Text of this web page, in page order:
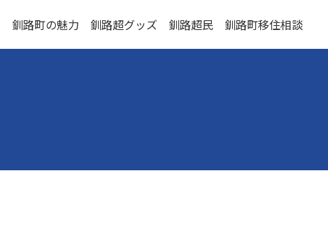
釧路町の魅力 釧路超グッズ 釧路超民 釧路町移住相談